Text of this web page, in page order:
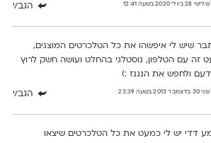
ביולי 2020 בשעה 12:41 הגב/י
שיש לי איפשהו את כל הטלכרטים המוצגים,
זה עם הטלפון, נוסטלגי בהחלט ועושה חשק לרוץ
ולחפש את הנגנז :)
2013 בשעה 23:39 הגב/י
דדי יש לי כמעט את כל הטלכרטים שיצאו